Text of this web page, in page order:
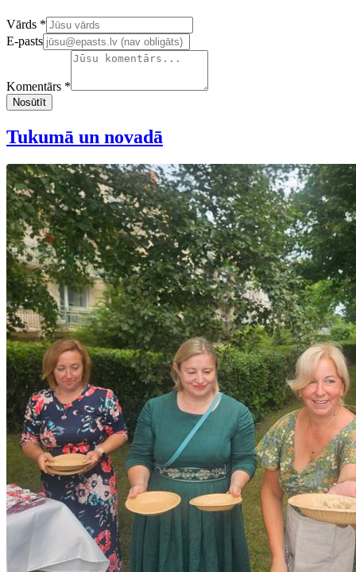
Confirm your email address
Vārds *
E-pasts
Komentārs *
Nosūtīt
Tukumā un novadā